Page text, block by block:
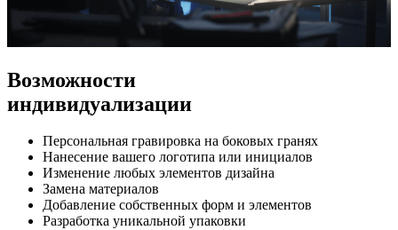
Возможности
индивидуализации
Персональная гравировка на боковых гранях
Нанесение вашего логотипа или инициалов
Изменение любых элементов дизайна
Замена материалов
Добавление собственных форм и элементов
Разработка уникальной упаковки